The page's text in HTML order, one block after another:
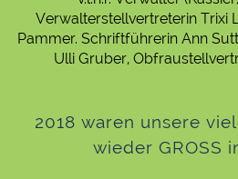
Verwalterstellvertreterin Trixi
Pammer. Schriftführerin Ann
Ulli Gruber,
2018 waren unsere
wieder GROSS